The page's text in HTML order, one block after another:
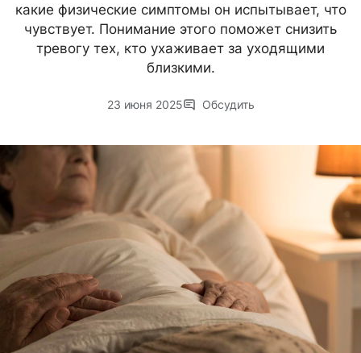
какие физические симптомы он испытывает, что
чувствует. Понимание этого поможет снизить
тревогу тех, кто ухаживает за уходящими
близкими.
23 июня 2025 Обсудить